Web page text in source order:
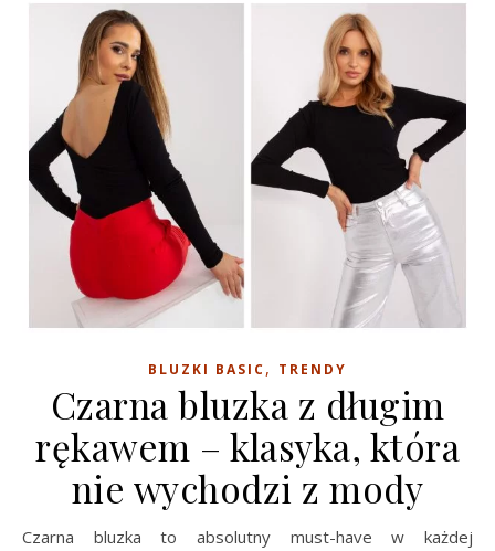
BLUZKI BASIC, TRENDY
Czarna bluzka z długim
rękawem – klasyka, która
nie wychodzi z mody
Czarna bluzka to absolutny must-have w każdej